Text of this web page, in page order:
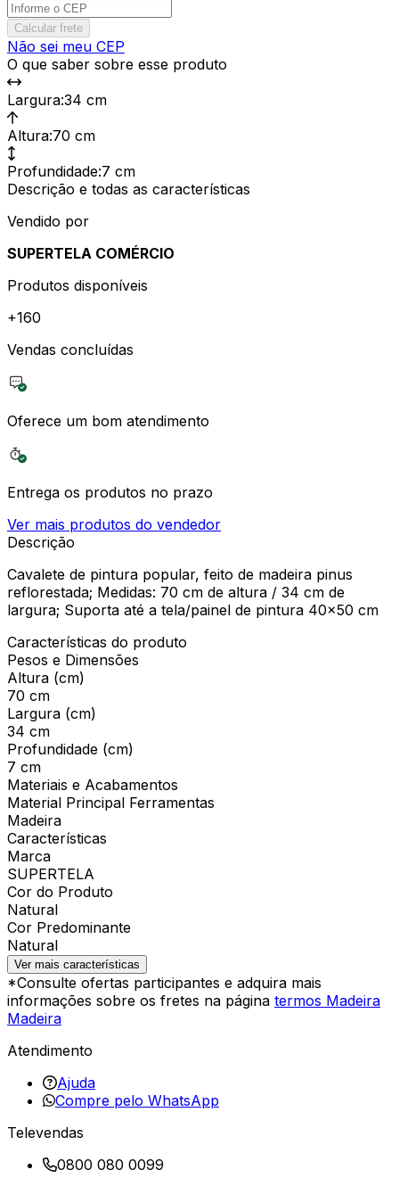
Calcular frete
Não sei meu CEP
O que saber sobre esse produto
Largura:34 cm
Altura:70 cm
Profundidade:7 cm
Descrição e todas as características
Vendido por
SUPERTELA COMÉRCIO
Produtos disponíveis
+160
Vendas concluídas
Oferece um bom atendimento
Entrega os produtos no prazo
Ver mais produtos do vendedor
Descrição
Cavalete de pintura popular, feito de madeira pinus
reflorestada; Medidas: 70 cm de altura / 34 cm de
largura; Suporta até a tela/painel de pintura 40x50 cm
Características do produto
Pesos e Dimensões
Altura (cm)
70 cm
Largura (cm)
34 cm
Profundidade (cm)
7 cm
Materiais e Acabamentos
Material Principal Ferramentas
Madeira
Características
Marca
SUPERTELA
Cor do Produto
Natural
Cor Predominante
Natural
Ver mais características
*Consulte ofertas participantes e adquira mais
informações sobre os fretes na página termos Madeira
Madeira
Atendimento
Ajuda
Compre pelo WhatsApp
Televendas
0800 080 0099